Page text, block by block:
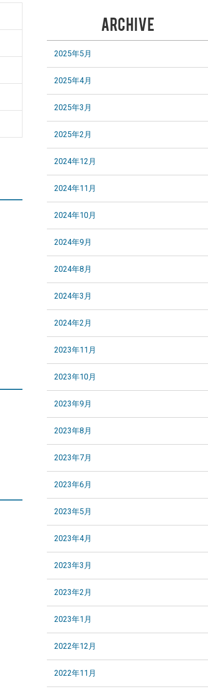
ARCHIVE
2025年5月
2025年4月
2025年3月
2025年2月
2024年12月
2024年11月
2024年10月
2024年9月
2024年8月
2024年3月
2024年2月
2023年11月
2023年10月
2023年9月
2023年8月
2023年7月
2023年6月
2023年5月
2023年4月
2023年3月
2023年2月
2023年1月
2022年12月
2022年11月